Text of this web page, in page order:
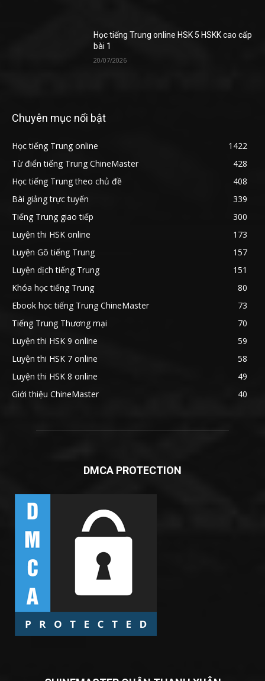
Học tiếng Trung online HSK 5 HSKK cao cấp
bài 1
20/07/2026
Chuyên mục nổi bật
Học tiếng Trung online
1422
Từ điển tiếng Trung ChineMaster
428
Học tiếng Trung theo chủ đề
408
Bài giảng trực tuyến
339
Tiếng Trung giao tiếp
300
Luyện thi HSK online
173
Luyện Gõ tiếng Trung
157
Luyện dịch tiếng Trung
151
Khóa học tiếng Trung
80
Ebook học tiếng Trung ChineMaster
73
Tiếng Trung Thương mại
70
Luyện thi HSK 9 online
59
Luyện thi HSK 7 online
58
Luyện thi HSK 8 online
49
Giới thiệu ChineMaster
40
DMCA PROTECTION